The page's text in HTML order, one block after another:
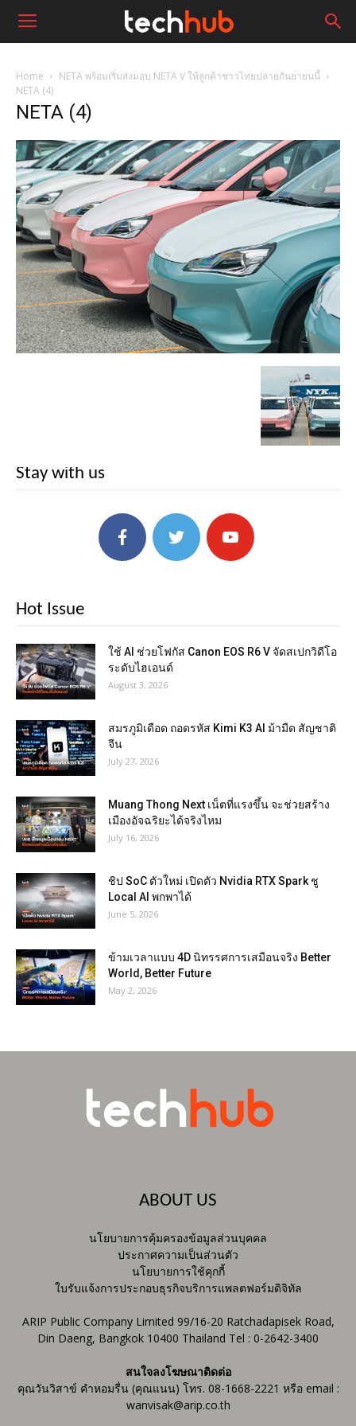
Home
NETA พร้อมเริ่มส่งมอบ NETA V ให้ลูกค้าชาวไทยปลายกันยายนนี้
NETA (4)
NETA (4)
Stay with us
Hot Issue
ใช้ AI ช่วยโฟกัส Canon EOS R6 V จัดสเปกวิดีโอ
ระดับไฮเอนด์
August 3, 2026
สมรภูมิเดือด ถอดรหัส Kimi K3 AI ม้ามืด สัญชาติ
จีน
July 27, 2026
Muang Thong Next เน็ตที่แรงขึ้น จะช่วยสร้าง
เมืองอัจฉริยะได้จริงไหม
July 16, 2026
ชิป SoC ตัวใหม่ เปิดตัว Nvidia RTX Spark ชู
Local AI พกพาได้
June 5, 2026
ข้ามเวลาแบบ 4D นิทรรศการเสมือนจริง Better
World, Better Future
May 2, 2026
ABOUT US
นโยบายการคุ้มครองข้อมูลส่วนบุคคล
ประกาศความเป็นส่วนตัว
นโยบายการใช้คุกกี้
ใบรับแจ้งการประกอบธุรกิจบริการแพลตฟอร์มดิจิทัล
ARIP Public Company Limited 99/16-20 Ratchadapisek Road,
Din Daeng, Bangkok 10400 Thailand Tel : 0-2642-3400
สนใจลงโฆษณาติดต่อ
คุณวันวิสาข์ คำหอมรื่น (คุณแนน) โทร. 08-1668-2221 หรือ email :
wanvisak@arip.co.th